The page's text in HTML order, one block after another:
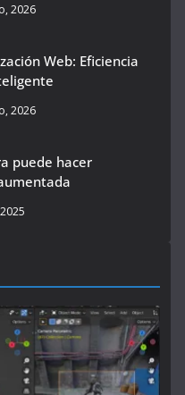
2026
Web: Eficiencia
2026
puede hacer